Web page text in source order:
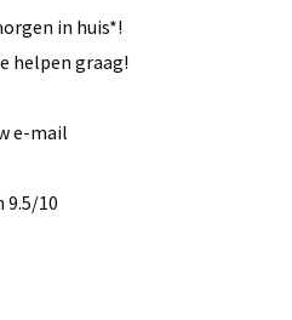
in huis*!
helpen graag!
e-mail
9.5/10